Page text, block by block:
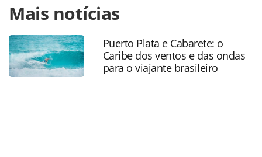
https://www.panrotas.com.br/destinos/pesquisas-e-
estatisticas/2019/12/brasil-registra-crescimento-na-
procura-por-viagens-em-2020_169801.html ou as
ferramentas oferecidas na página. Todo o conteúdo
produzido pela PANROTAS Editora é protegido pela
legislação brasileira sobre direito autoral. Não reproduza o
Mais notícias
Puerto Plata e Cabarete: o
Caribe dos ventos e das ondas
para o viajante brasileiro